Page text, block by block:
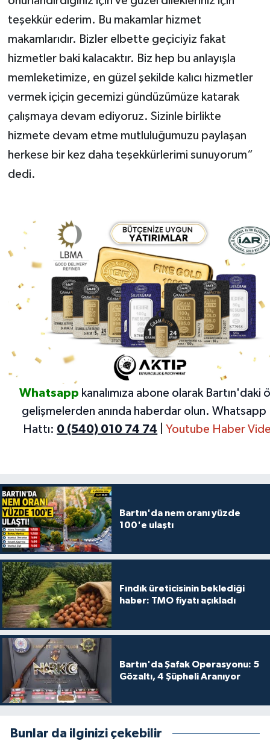
teşekkür ederim. Bu makamlar hizmet
makamlarıdır. Bizler elbette geçiciyiz fakat
hizmetler baki kalacaktır. Biz hep bu anlayışla
memleketimize, en güzel şekilde kalıcı hizmetler
vermek içiçin gecemizi gündüzümüze katarak
çalışmaya devam ediyoruz. Sizinle birlikte
hizmete devam etme mutluluğumuzu paylaşan
herkese bir kez daha teşekkürlerimi sunuyorum“
dedi.
Whatsapp kanalımıza abone olarak Bartın'daki
gelişmelerden anında haberdar olun. Whatsapp
Hattı: 0 (540) 010 74 74 Youtube Haber
Bartın'da nem oranı yüzde
100'e ulaştı
Fındık üreticisinin beklediği
haber: TMO fiyatı açıkladı
Bartın'da Şafak Operasyonu: 5
Gözaltı, 4 Şüpheli Aranıyor
Bunlar da ilginizi çekebilir